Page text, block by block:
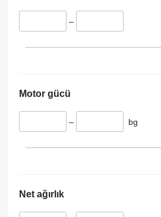
–
Motor gücü
– bg
Net ağırlık